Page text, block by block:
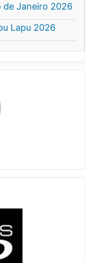
de Janeiro 2026
Lapu 2026